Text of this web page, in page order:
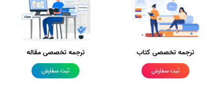
ترجمه تخصصی کتاب
ثبت سفارش
ترجمه تخصصی مقاله
ثبت سفارش